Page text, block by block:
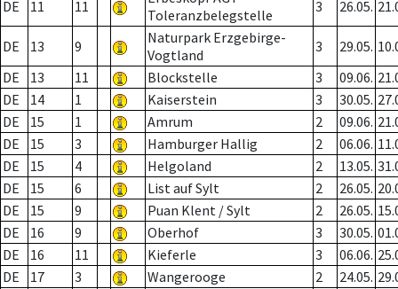
DE 11 11
Toleranzbelegstelle
3 26.05.
DE 13 9
Naturpark Erzgebirge-
Vogtland
3 29.05.
DE
13 11 Blockstelle 3 09.06.
DE
14 1 Kaiserstein 3 30.05.
DE
15 1 Amrum 2 09.06.
DE
15 3 Hamburger Hallig 2 06.06.
DE
15 4 Helgoland 2 13.05.
DE
15 6 List auf Sylt 2 26.05.
DE
15 9 Puan Klent / Sylt 2 26.05.
DE
16 9 Oberhof 3 30.05.
DE
16 11 Kieferle 3 06.06.
DE
17 3 Wangerooge 2 24.05.